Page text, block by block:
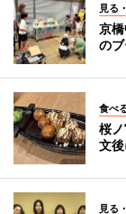
見る
京
の
食べ
桜
文
見る